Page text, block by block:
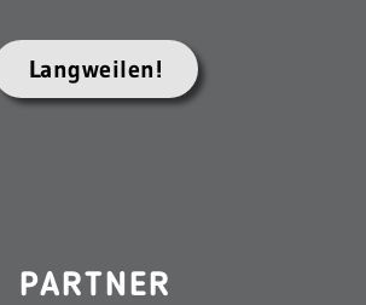
Langweilen!
PARTNER